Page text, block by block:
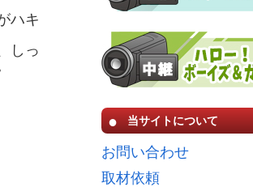
ハキ
しっ
当サイトについて
お問い合わせ
取材依頼